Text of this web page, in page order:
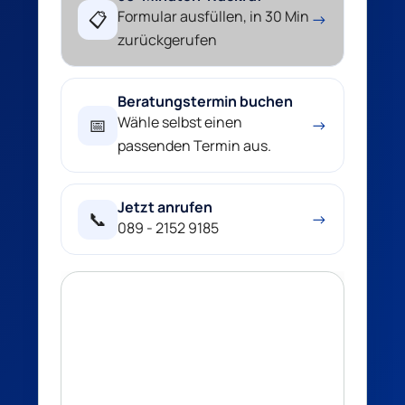
📋 Formular ausfüllen, in 30 Min
zurückgerufen
→
📅
Beratungstermin buchen
Wähle selbst einen
passenden Termin aus.
→
📞
Jetzt anrufen
089 - 2152 9185
→